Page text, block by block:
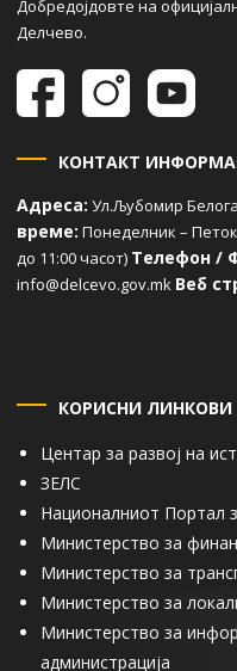
Добредојдовте на
Делчево.
КОНТАКТ
Адреса: Ул.Љубомир
време: Понеделник –
до 11:00 часот) Телефон /
info@delcevo.gov.mk Веб
КОРИСНИ ЛИНКОВИ
Центар за развој на
ЗЕЛС
Националниот Портал
Министерство за
Министерство за
Министерство за
Министерство за
администрација